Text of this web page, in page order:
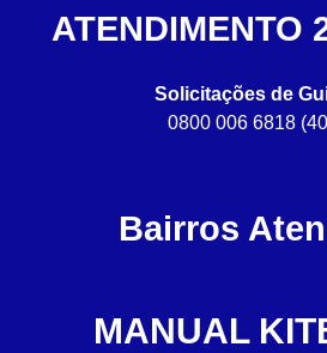
ATENDIMENTO
Solicitações de
0800 006 6818
Bairros
MANUAL